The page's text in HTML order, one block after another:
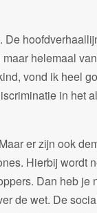
helemaal
vond ik heel
in het
er zijn ook
Hierbij wordt
Dan heb je
de wet. De